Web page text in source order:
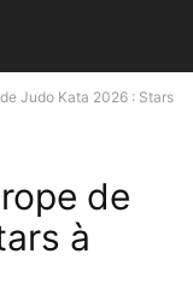
Judo Kata 2026 : Stars
de
à